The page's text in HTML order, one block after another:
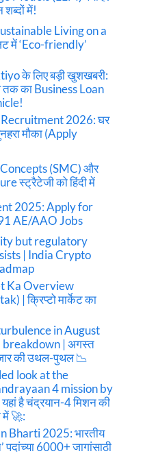
में!
Living on a
में ‘Eco-friendly’
के लिए बड़ी खुशखबरी:
तक का Business Loan
2026: घर
मौका (Apply
(SMC) और
स्ट्रैटेजी को हिंदी में
2025: Apply for
AE/AAO Jobs
but regulatory
| India Crypto
Ka Overview
| क्रिप्टो मार्केट का
in August
| अगस्त
की उथल-पुथल 📉
look at the
4 mission by
है चंद्रयान-4 मिशन की
में 🚀:
Bharti 2025: भारतीय
पदांच्या 6000+ जागांसाठी